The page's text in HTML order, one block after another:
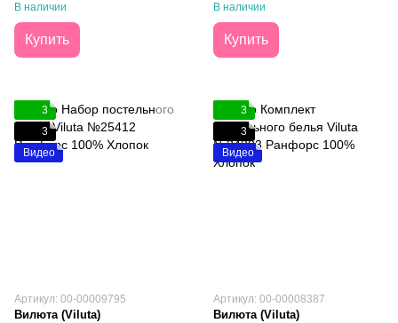
В наличии
Купить
В наличии
Купить
3
3
Видео
Артикул: 00-00009795
Вилюта (Viluta)
3
3
Видео
Артикул: 00-00008387
Вилюта (Viluta)